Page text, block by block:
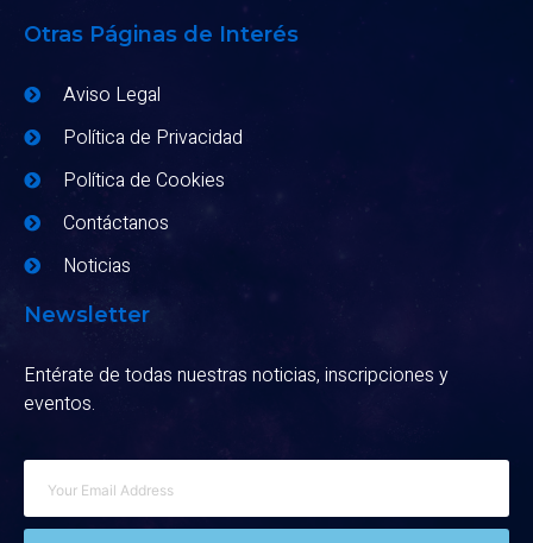
Otras Páginas de Interés
Aviso Legal
Política de Privacidad
Política de Cookies
Contáctanos
Noticias
Newsletter
Entérate de todas nuestras noticias, inscripciones y
eventos.